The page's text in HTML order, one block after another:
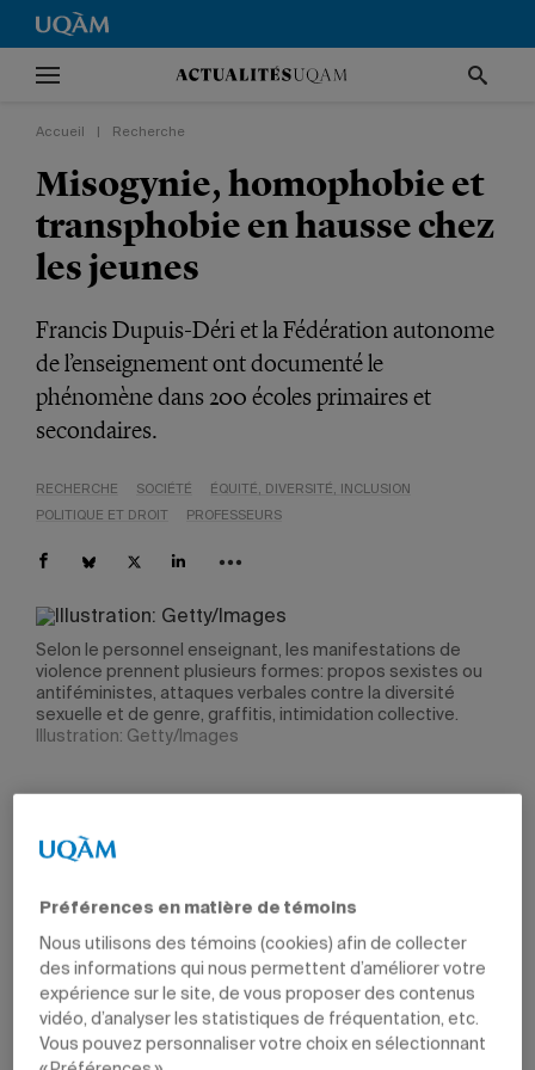
Accueil Recherche
Misogynie, homophobie et
transphobie en hausse chez
les jeunes
Francis Dupuis-Déri et la Fédération autonome
de l’enseignement ont documenté le
phénomène dans 200 écoles primaires et
secondaires.
RECHERCHE SOCIÉTÉ
ÉQUITÉ, DIVERSITÉ, INCLUSION
POLITIQUE ET DROIT
PROFESSEURS
Selon le personnel enseignant, les manifestations de
violence prennent plusieurs formes: propos sexistes ou
antiféministes, attaques verbales contre la diversité
sexuelle et de genre, graffitis, intimidation collective.
Illustration: Getty/Images
23 février 2026 à 10 h 11
Les propos et gestes misogynes, antiféministes,
plus fréquents qu’auparavant dans les écoles du Québec,
selon une recherche menée conjointement par le
professeur du Département de science politique Francis
Dupuis-Déri et la Fédération autonome de l’enseignement
(FAE), dont les résultats ont été dévoilés le 23 février.
Préférences en matière de témoins
Nous utilisons des témoins (cookies) afin de collecter
des informations qui nous permettent d’améliorer votre
expérience sur le site, de vous proposer des contenus
vidéo, d’analyser les statistiques de fréquentation, etc.
Vous pouvez personnaliser votre choix en sélectionnant